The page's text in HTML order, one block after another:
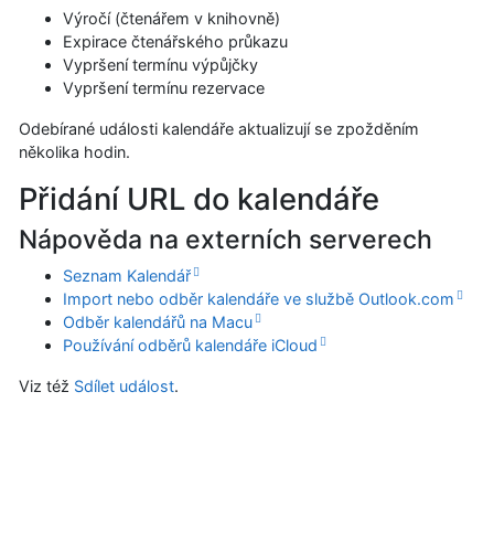
Výročí (čtenářem v knihovně)
Expirace čtenářského průkazu
Vypršení termínu výpůjčky
Vypršení termínu rezervace
Odebírané události kalendáře aktualizují se zpožděním
několika hodin.
Přidání URL do kalendáře
Nápověda na externích serverech
Seznam Kalendář
Import nebo odběr kalendáře ve službě Outlook.com
Odběr kalendářů na Macu
Používání odběrů kalendáře iCloud
Viz též Sdílet událost.